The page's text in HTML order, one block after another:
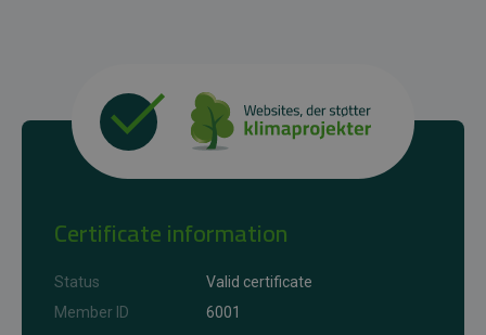
Certificate information
Status
Valid certificate
Member ID
6001